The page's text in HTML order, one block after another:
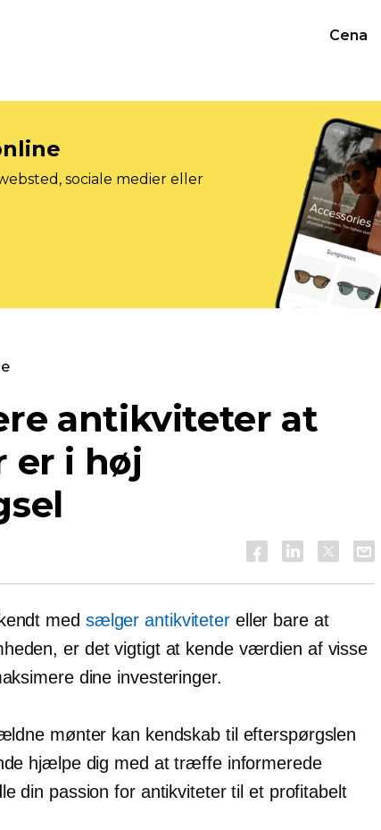
Cena
sociale medier eller
antikviteter at
er i høj
med sælger antikvitetereller bare at
er det vigtigt at kende værdien af ​​visse
dine investeringer.
mønter kan kendskab til efterspørgslen
hjælpe dig med at træffe informerede
din passion for antikviteter til et profitabelt